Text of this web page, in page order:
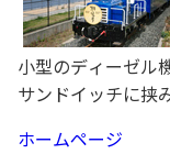
小型のディーゼル
サンドイッチに挟
ホームページ